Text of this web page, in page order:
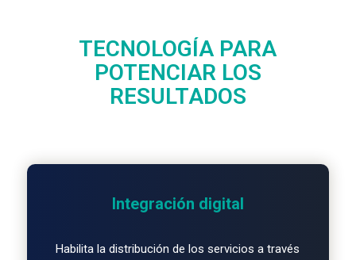
TECNOLOGÍA PARA
POTENCIAR LOS
RESULTADOS
Integración digital
Habilita la distribución de los servicios a través